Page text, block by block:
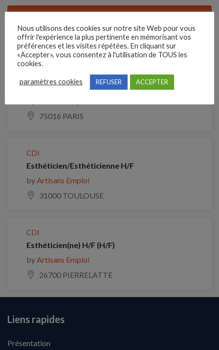
Emplois similaires
Fleuriste Vendeur en extérieur (H/F)
75016 PARIS
CDI
Esthéticien/Esthéticienne H/F
byArtisans Emploi
31000 TOULOUSE
CDI
Esthéticien(ne) H/F (H/F)
byArtisans Emploi
26700 PIERRELATTE
Liens rapides
Présentation
Nous utilisons des cookies sur notre site Web pour vous
offrir l'expérience la plus pertinente en mémorisant vos
préférences et les visites répétées. En cliquant sur
«Accepter», vous consentez à l'utilisation de TOUS les
cookies.
paramètres cookies REFUSER ACCEPTER